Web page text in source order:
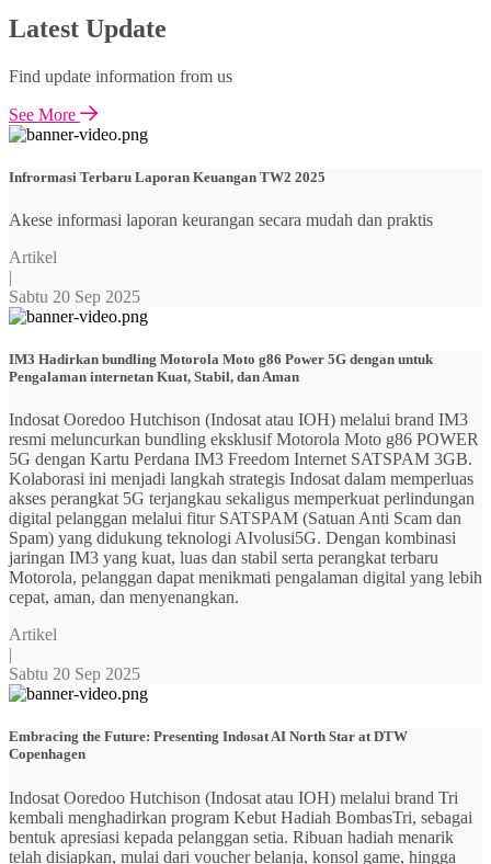
Latest Update
Find update information from us
See More
Infrormasi Terbaru Laporan Keuangan TW2 2025
Akese informasi laporan keurangan secara mudah dan praktis
Artikel
|
Sabtu 20 Sep 2025
IM3 Hadirkan bundling Motorola Moto g86 Power 5G dengan untuk
Pengalaman internetan Kuat, Stabil, dan Aman
Indosat Ooredoo Hutchison (Indosat atau IOH) melalui brand IM3
resmi meluncurkan bundling eksklusif Motorola Moto g86 POWER
5G dengan Kartu Perdana IM3 Freedom Internet SATSPAM 3GB.
Kolaborasi ini menjadi langkah strategis Indosat dalam memperluas
akses perangkat 5G terjangkau sekaligus memperkuat perlindungan
digital pelanggan melalui fitur SATSPAM (Satuan Anti Scam dan
Spam) yang didukung teknologi AIvolusi5G. Dengan kombinasi
jaringan IM3 yang kuat, luas dan stabil serta perangkat terbaru
Motorola, pelanggan dapat menikmati pengalaman digital yang lebih
cepat, aman, dan menyenangkan.
Artikel
|
Sabtu 20 Sep 2025
Embracing the Future: Presenting Indosat AI North Star at DTW
Copenhagen
Indosat Ooredoo Hutchison (Indosat atau IOH) melalui brand Tri
kembali menghadirkan program Kebut Hadiah BombasTri, sebagai
bentuk apresiasi kepada pelanggan setia. Ribuan hadiah menarik
telah disiapkan, mulai dari voucher belanja, konsol game, hingga